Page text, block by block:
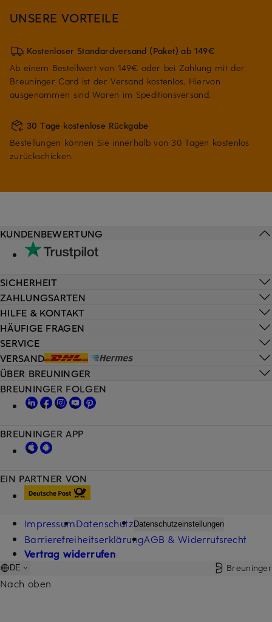
UNSERE VORTEILE
Kostenloser Standardversand (Paket) ab 149€
Ab einem Bestellwert von 149€ oder bei Zahlung mit der
Breuninger Card ist der Versand kostenlos. Hiervon
ausgenommen sind Waren im Speditionsversand.
30 Tage kostenlose Rückgabe
Bestellungen können Sie innerhalb von 30 Tagen kostenlos
zurückschicken.
HILFE & KONTAKT
HÄUFIGE FRAGEN
SERVICE
VERSAND
KUNDENBEWERTUNG
SICHERHEIT
ZAHLUNGSARTEN
ÜBER BREUNINGER
EIN PARTNER VON
BREUNINGER FOLGEN
BREUNINGER APP
ImpressumDatenschutz Datenschutzeinstellungen
BarrierefreiheitserklärungAGB & Widerrufsrecht
Vertrag widerrufen
DE Breuninger
Nach oben